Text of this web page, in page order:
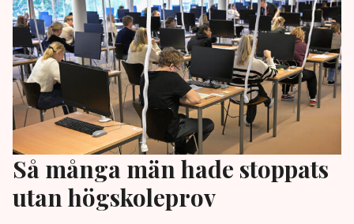
Så många män hade stoppats
utan högskoleprov